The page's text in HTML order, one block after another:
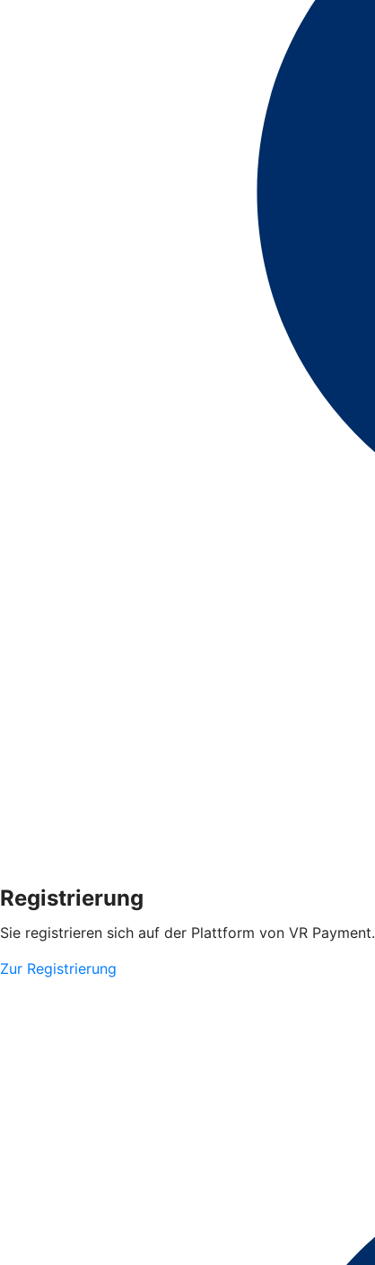
Registrierung
Sie registrieren sich auf der Plattform von VR Payment.
Zur Registrierung